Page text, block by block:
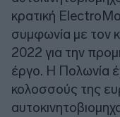
κρατική
συμφωνία με τον
2022 για την
έργο. Η Πολωνία
κολοσσούς της